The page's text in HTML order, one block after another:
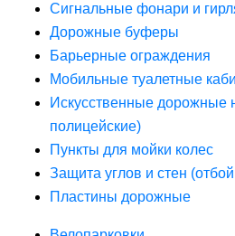
Сигнальные фонари и
Дорожные буферы
Барьерные ограждения
Мобильные туалетные
Искусственные дорожные
полицейские)
Пункты для мойки колес
Защита углов и стен
Пластины дорожные